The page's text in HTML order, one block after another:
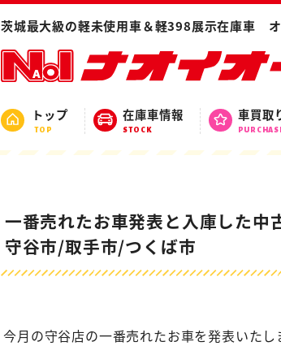
茨城最大級の軽未使用車＆軽398展示在庫車
トップ
TOP
在庫車情報
STOCK
車買取
一番売れたお車発表
一番売れたお車発表と入庫した
守谷市/取手市/つくば市
今月の守谷店の一番売れたお車を発表いた